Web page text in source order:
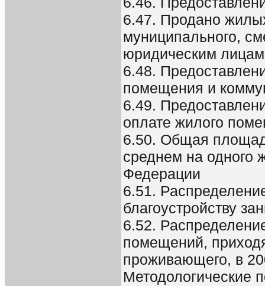
6.47. Продано
муниципального,
юридическим лицам
6.48.
помещения и
6.49.
оплате жилого
6.50. Общая
среднем на одного
Федерации
6.51.
благоустройству
6.52.
помещений,
проживающего, в
Методологические